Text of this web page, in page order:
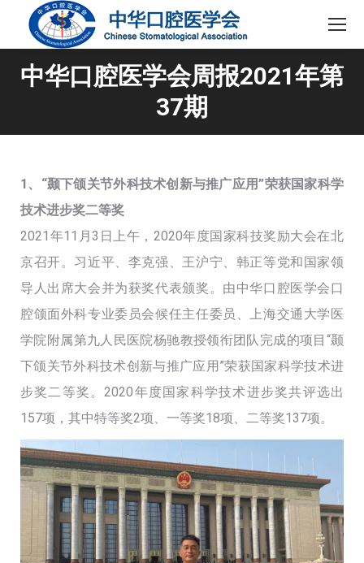
中华口腔医学会周报2021年第
37期
1、“颞下颌关节外科技术创新与推广应用”荣获国家科学
技术进步奖二等奖
2021年11月3日上午，2020年度国家科技奖励大会在北
京召开。习近平、李克强、王沪宁、韩正等党和国家领
导人出席大会并为获奖代表颁奖。由中华口腔医学会口
腔颌面外科专业委员会候任主任委员、上海交通大学医
学院附属第九人民医院杨驰教授领衔团队完成的项目“颞
下颌关节外科技术创新与推广应用”荣获国家科学技术进
步奖二等奖。2020年度国家科学技术进步奖共评选出
157项，其中特等奖2项、一等奖18项、二等奖137项。